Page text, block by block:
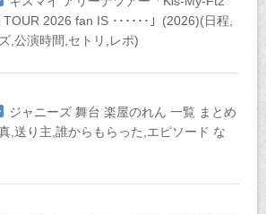
TOUR 2026 fan IS ･･････」(2026)(日程,
,公演時間,セトリ,レポ)
ジャニーズ 舞台 楽屋のれん 一覧 まとめ
真,送り主,誰からもらった,エピソード な